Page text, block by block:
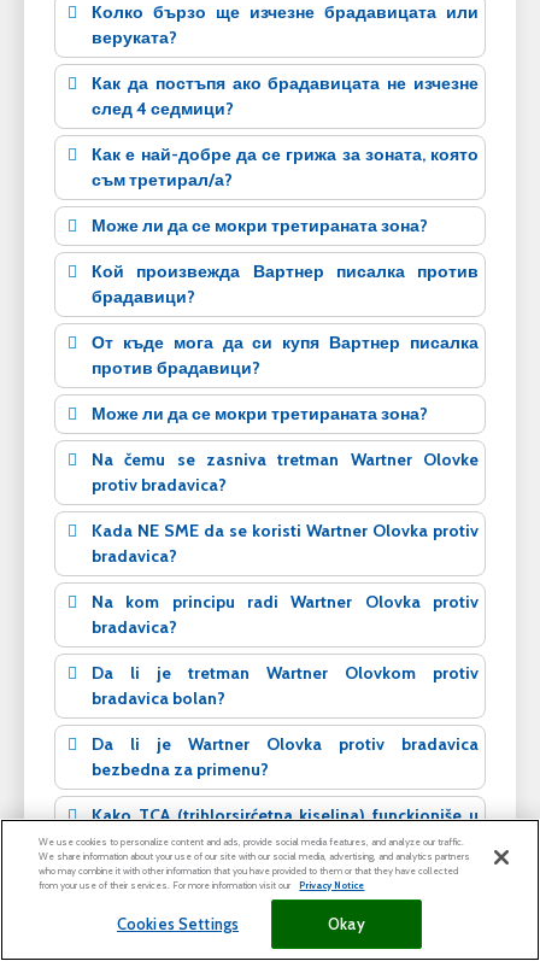
Колко бързо ще изчезне брадавицата или
веруката?
Как да постъпя ако брадавицата не изчезне
след 4 седмици?
Как е най-добре да се грижа за зоната, която
съм третирал/а?
Може ли да се мокри третираната зона?
Кой произвежда Вартнер писалка против
брадавици?
От къде мога да си купя Вартнер писалка
против брадавици?
Може ли да се мокри третираната зона?
Na čemu se zasniva tretman Wartner Olovke
protiv bradavica?
Kada NE SME da se koristi Wartner Olovka protiv
bradavica?
Na kom principu radi Wartner Olovka protiv
bradavica?
Da li je tretman Wartner Olovkom protiv
bradavica bolan?
Da li je Wartner Olovka protiv bradavica
bezbedna za primenu?
Kako TCA (trihlorsirćetna kiselina) funckioniše u
poređenju sa salicilnom kiselinom?
Da li primena Wartner Olovke protiv bradavica
We use cookies to personalize content and ads, provide social media features, and analyze our traffic.
We share information about your use of our site with our social media, advertising, and analytics partners
who may combine it with other information that you have provided to them or that they have collected
from your use of their services. For more information visit our
Privacy Notice
Cookies Settings Okay